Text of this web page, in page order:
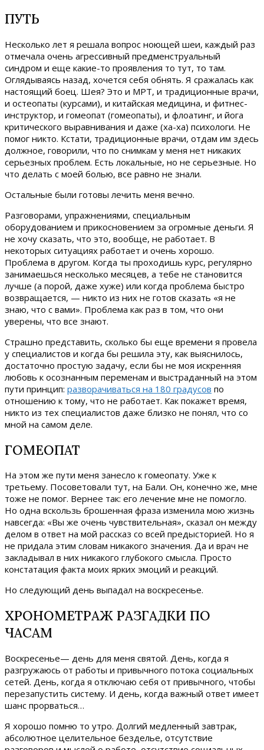
ПУТЬ
Несколько лет я решала вопрос ноющей шеи, каждый раз
отмечала очень агрессивный предменструальный
синдром и еще какие-то проявления то тут, то там.
Оглядываясь назад, хочется себя обнять. Я сражалась как
настоящий боец. Шея? Это и МРТ, и традиционные врачи,
и остеопаты (курсами), и китайская медицина, и фитнес-
инструктор, и гомеопат (гомеопаты), и флоатинг, и йога
критического выравнивания и даже (ха-ха) психологи. Не
помог никто. Кстати, традиционные врачи, отдам им здесь
должное, говорили, что по снимкам у меня нет никаких
серьезных проблем. Есть локальные, но не серьезные. Но
что делать с моей болью, все равно не знали.
Остальные были готовы лечить меня вечно.
Разговорами, упражнениями, специальным
оборудованием и прикосновением за огромные деньги. Я
не хочу сказать, что это, вообще, не работает. В
некоторых ситуациях работает и очень хорошо.
Проблема в другом. Когда ты проходишь курс, регулярно
занимаешься несколько месяцев, а тебе не становится
лучше (а порой, даже хуже) или когда проблема быстро
возвращается, — никто из них не готов сказать «я не
знаю, что с вами». Проблема как раз в том, что они
уверены, что все знают.
Страшно представить, сколько бы еще времени я провела
у специалистов и когда бы решила эту, как выяснилось,
достаточно простую задачу, если бы не моя искренняя
любовь к осознанным переменам и выстраданный на этом
пути принцип: разворачиваться на 180 градусов по
отношению к тому, что не работает. Как покажет время,
никто из тех специалистов даже близко не понял, что со
мной на самом деле.
ГОМЕОПАТ
На этом же пути меня занесло к гомеопату. Уже к
третьему. Посоветовали тут, на Бали. Он, конечно же, мне
тоже не помог. Вернее так: его лечение мне не помогло.
Но одна вскользь брошенная фраза изменила мою жизнь
навсегда: «Вы же очень чувствительная», сказал он между
делом в ответ на мой рассказ со всей предысторией. Но я
не придала этим словам никакого значения. Да и врач не
закладывал в них никакого глубокого смысла. Просто
констатация факта моих ярких эмоций и реакций.
Но следующий день выпадал на воскресенье.
ХРОНОМЕТРАЖ РАЗГАДКИ ПО
ЧАСАМ
Воскресенье— день для меня святой. День, когда я
разгружаюсь от работы и привычного потока социальных
сетей. День, когда я отключаю себя от привычного, чтобы
перезапустить систему. И день, когда важный ответ имеет
шанс прорваться…
Я хорошо помню то утро. Долгий медленный завтрак,
абсолютное целительное безделье, отсутствие